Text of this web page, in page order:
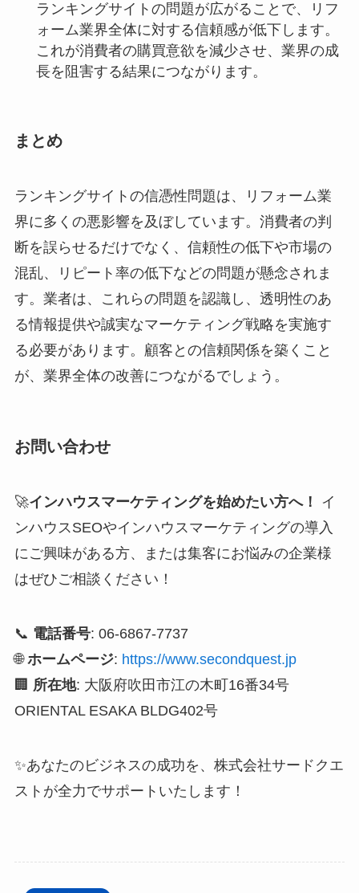
ランキングサイトの問題が広がることで、リフ
ォーム業界全体に対する信頼感が低下します。
これが消費者の購買意欲を減少させ、業界の成
長を阻害する結果につながります。
まとめ
ランキングサイトの信憑性問題は、リフォーム業
界に多くの悪影響を及ぼしています。消費者の判
断を誤らせるだけでなく、信頼性の低下や市場の
混乱、リピート率の低下などの問題が懸念されま
す。業者は、これらの問題を認識し、透明性のあ
る情報提供や誠実なマーケティング戦略を実施す
る必要があります。顧客との信頼関係を築くこと
が、業界全体の改善につながるでしょう。
お問い合わせ
🚀インハウスマーケティングを始めたい方へ！
イ
ンハウスSEOやインハウスマーケティングの導入
にご興味がある方、または集客にお悩みの企業様
はぜひご相談ください！
📞 電話番号: 06-6867-7737
🌐ホームページ: https://www.secondquest.jp
🏢 所在地: 大阪府吹田市江の木町16番34号
ORIENTAL ESAKA BLDG402号
✨あなたのビジネスの成功を、株式会社サードクエ
ストが全力でサポートいたします！